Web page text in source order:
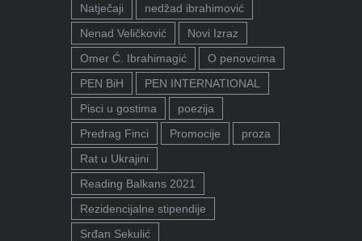
Natječaji
nedžad ibrahimović
Nenad Veličković
Novi Izraz
Omer Ć. Ibrahimagić
O penovcima
PEN BiH
PEN INTERNATIONAL
Pisci u gostima
poezija
Predrag Finci
Promocije
proza
Rat u Ukrajini
Reading Balkans 2021
Rezidencijalne stipendije
Srđan Sekulić